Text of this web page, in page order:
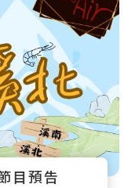
目預告